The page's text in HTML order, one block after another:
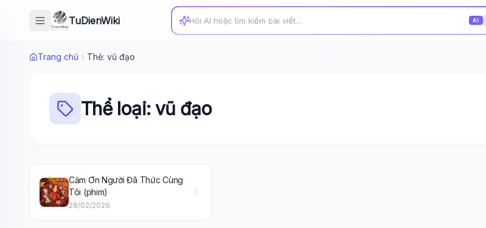
TuDienWiki AI
Trang chủ Thẻ: vũ đạo
Thể loại: vũ đạo
Cảm Ơn Người Đã Thức Cùng
Tôi (phim)
28/02/2026